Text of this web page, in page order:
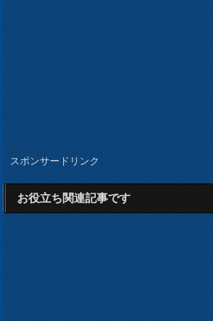
スポンサードリンク
お役立ち関連記事です